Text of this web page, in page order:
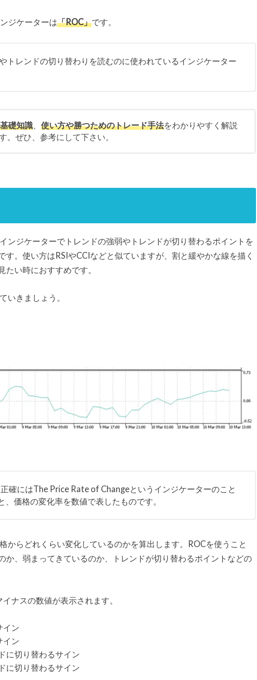
ジケーターは「ROC」です。
トレンドの切り替わりを読むのに使われているインジケーター
礎知識 、使い方や勝つためのトレード手法をわかりやすく解説
。ぜひ、参考にして下さい。
ンジケーターでトレンドの強弱やトレンドが切り替わるポイントを
す。使い方はRSIやCCIなどと似ていますが、割と緩やかな線を描く
い時におすすめです。
いきましょう。
確にはThe Price Rate of Changeというインジケーターのこと
価格の変化率を数値で表したものです。
からどれくらい変化しているのかを算出します。ROCを使うこと
か、弱まってきているのか、トレンドが切り替わるポイントなどの
ナスの数値が表示されます。
イン
イン
に切り替わるサイン
に切り替わるサイン